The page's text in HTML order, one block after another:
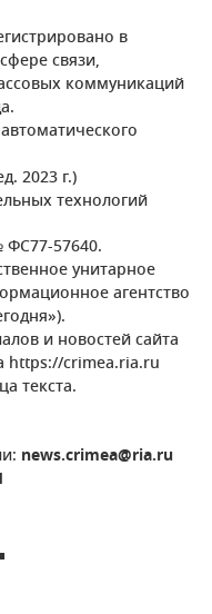
в
связи,
коммуникаций
2023 г.)
технологий
ФС77-57640.
унитарное
агентство
и новостей сайта
https://crimea.ria.ru
текста.
news.crimea@ria.ru